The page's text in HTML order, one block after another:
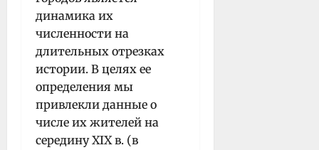
динамика их
численности на
длительных отрезках
истории. В целях ее
определения мы
привлекли данные о
числе их жителей на
середину XIX в. (в